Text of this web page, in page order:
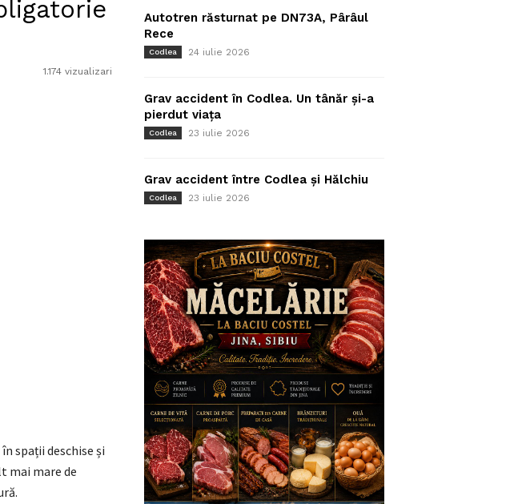
1.174 vizualizari
spații deschise și
mai mare de
Autotren răsturnat pe DN73A, Pârâul
Rece
Codlea 24 iulie 2026
Grav accident în Codlea. Un tânăr și-a
pierdut viața
Codlea 23 iulie 2026
Grav accident între Codlea și Hălchiu
Codlea 23 iulie 2026